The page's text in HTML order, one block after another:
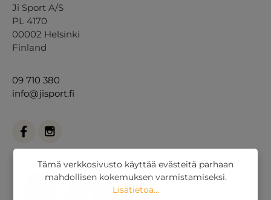
Ji Sport A/S
PL 4170
00002 Helsinki
Finland
09 710 380
info@jisport.fi
Tämä verkkosivusto käyttää evästeitä parhaan
mahdollisen kokemuksen varmistamiseksi.
Lisätietoa...